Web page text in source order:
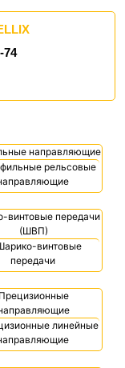
74
направляющие
винтовые передачи
(ШВП)
Прецизионные